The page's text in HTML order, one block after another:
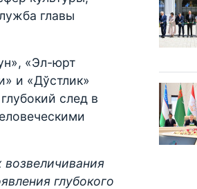
главы
«Эл-юрт
и «Дўстлик»
след в
возвеличивания
глубокого